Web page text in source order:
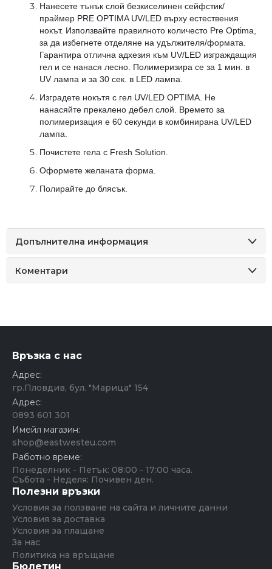
Нанесете тънък слой безкиселинен сейфстик/
праймер PRE OPTIMA UV/LED върху естествения
нокът. Използвайте правилното количесто Pre Optima,
за да избегнете отделяне на удължителя/формата.
Гарантира отлична адхезия към UV/LED изграждащия
гел и се нанася лесно. Полимеризира се за 1 мин. в
UV лампа и за 30 сек. в LЕD лампа.
Изградете нокътя с гел UV/LED OPTIMA. Не
нанасяйте прекалено дебел слой. Времето за
полимеризация е 60 секунди в комбинирана UV/LED
лампа.
Почистете гела с Fresh Solution.
Оформете желаната форма.
Полирайте до блясък.
Допълнителна информация
Коментари
Връзка с нас
Адрес:
гр.Пловдив, бул. "Марица" 154
Адрес:
0893 601 301
Имейл магазин:
shop@eastwesteu.com
Работно време:
Понеделник - Петък: 08:00 - 17:00 часа.
Събота - Неделя: Почивен ден.
Полезни връзки
Условия за ползване на сайта и личните данни
Условия за доставка
Условия за плащане
За нас
Политика на връщане
Бюлетин